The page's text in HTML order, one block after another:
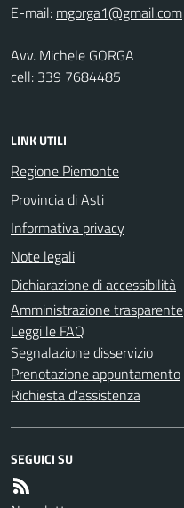
E-mail:
Avv. Michele GORGA
cell: 339 7684485
LINK UTILI
Regione Piemonte
Provincia di Asti
Informativa privacy
Note legali
Dichiarazione di accessibilità
Amministrazione trasparente
Leggi le FAQ
Segnalazione disservizio
Prenotazione appuntamento
Richiesta d'assistenza
SEGUICI SU